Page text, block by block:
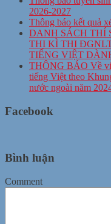
2026-2027
Thông báo kết quả
DANH SÁCH THÍ
THI KÌ THI
TIẾNG VIỆT
THÔNG BÁO Về
tiếng Việt theo
nước ngoài năm
Facebook
Bình luận
Comment